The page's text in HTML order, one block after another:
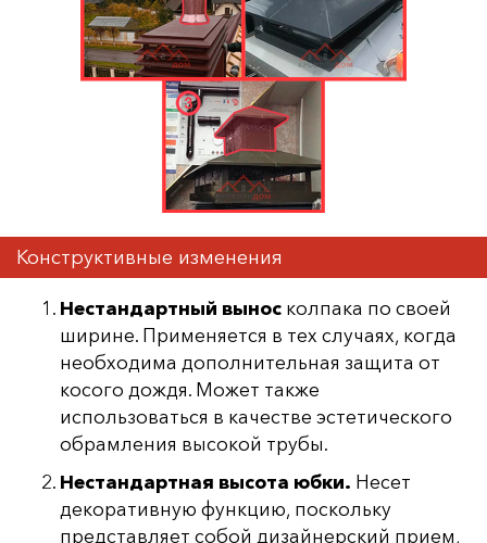
Конструктивные изменения
Нестандартный вынос колпака по своей
ширине. Применяется в тех случаях, когда
необходима дополнительная защита от
косого дождя. Может также
использоваться в качестве эстетического
обрамления высокой трубы.
Нестандартная высота юбки. Несет
декоративную функцию, поскольку
представляет собой дизайнерский прием,